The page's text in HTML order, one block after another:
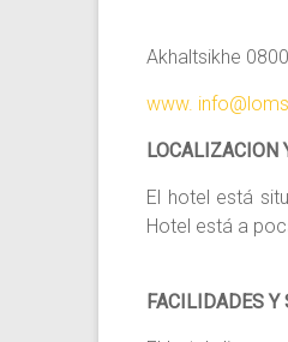
Akhaltsikhe
www.
LOCALIZACION
El hotel está
Hotel está a
FACILIDADES Y